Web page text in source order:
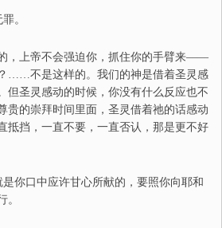
。
，上帝不会强迫你，抓住你的手臂来——
……不是这样的。我们的神是借着圣灵感
但圣灵感动的时候，你没有什么反应也不
贵的崇拜时间里面，圣灵借着祂的话感动
抵挡，一直不要，一直否认，那是更不好
你口中应许甘心所献的，要照你向耶和